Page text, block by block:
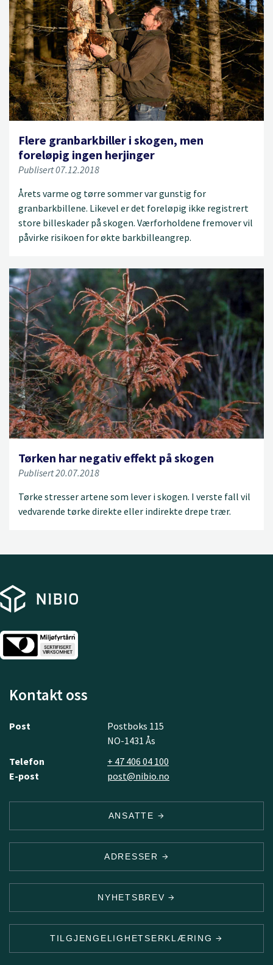
Flere granbarkbiller i skogen, men
foreløpig ingen herjinger
Publisert 07.12.2018
Årets varme og tørre sommer var gunstig for
granbarkbillene. Likevel er det foreløpig ikke registrert
store billeskader på skogen. Værforholdene fremover vil
påvirke risikoen for økte barkbilleangrep.
Tørken har negativ effekt på skogen
Publisert 20.07.2018
Tørke stresser artene som lever i skogen. I verste fall vil
vedvarende tørke direkte eller indirekte drepe trær.
Kontakt oss
Post
Postboks 115
NO-1431 Ås
Telefon
+ 47 406 04 100
E-post
post@nibio.no
ANSATTE
ADRESSER
NYHETSBREV
TILGJENGELIGHETSERKLÆRING